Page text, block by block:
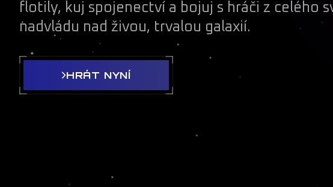
flotily, kuj spojenectví a bojuj s hráči z celého
nadvládu nad živou, trvalou galaxií.
HRÁT NYNÍ